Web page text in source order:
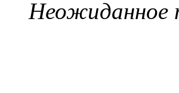
Неожиданное